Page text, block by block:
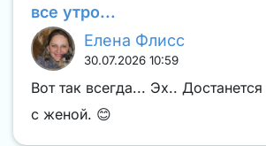
все утро...
Елена Флисс
30.07.2026 10:59
Вот так всегда... Эх..
с женой. 😊